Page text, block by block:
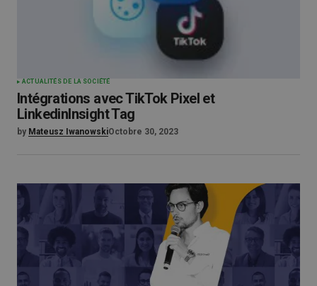
ACTUALITÉS DE LA SOCIÉTÉ
Intégrations avec TikTok Pixel et
LinkedinInsight Tag
by Mateusz IwanowskiOctobre 30, 2023